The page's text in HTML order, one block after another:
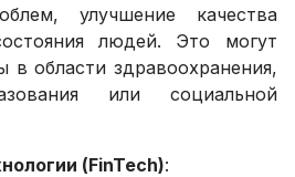
улучшение качества
людей. Это могут
в области здравоохранения,
или социальной
(FinTech):